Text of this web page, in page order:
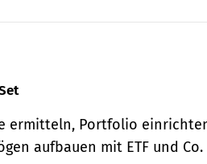
ermitteln, Portfolio
aufbauen mit ETF und